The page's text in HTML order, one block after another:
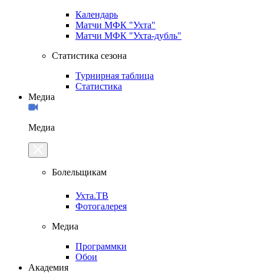
Календарь
Матчи МФК "Ухта"
Матчи МФК "Ухта-дубль"
Статистика сезона
Турнирная таблица
Статистика
Медиа
Медиа
Болельщикам
Ухта.ТВ
Фотогалерея
Медиа
Программки
Обои
Академия